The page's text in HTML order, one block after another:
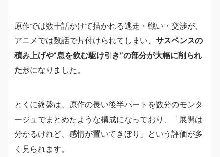
原作では数十話かけて描かれる逃走・戦い・交渉が、
アニメでは数話で片付けられてしまい、 サスペンスの
積み上げや“息を飲む駆け引き”の部分が大幅に削られ
た形になりました。
とくに終盤は、原作の長い後半パートを数分のモンタ
ージュでまとめたような構成になっており、「展開は
分かるけれど、感情が置いてきぼり」という評価が多
く見られます。